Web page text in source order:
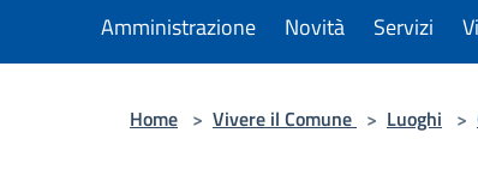
Amministrazione Novità Servizi
Home > Vivere il Comune > Luoghi >